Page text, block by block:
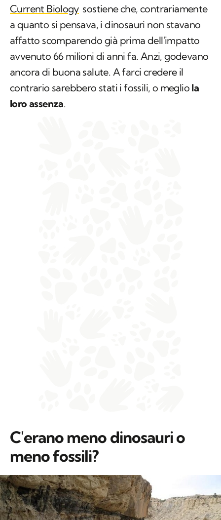
Current Biology sostiene che, contrariamente
a quanto si pensava, i dinosauri non stavano
affatto scomparendo già prima dell'impatto
avvenuto 66 milioni di anni fa. Anzi, godevano
ancora di buona salute. A farci credere il
contrario sarebbero stati i fossili, o meglio la
loro assenza.
C'erano meno dinosauri o
meno fossili?